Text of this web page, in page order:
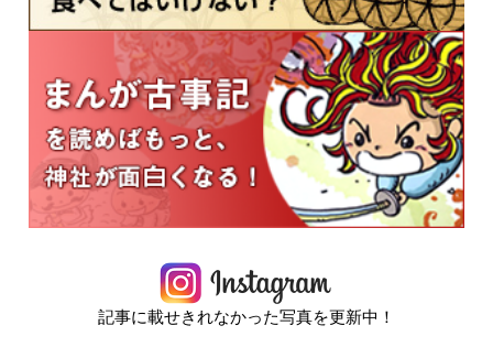
記事に載せきれなかった写真を更新中！